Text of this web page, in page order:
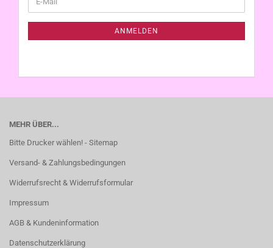
ZUR
Mail
ANMELDEN
MEHR ÜBER...
Bitte Drucker wählen! - Sitemap
Versand- & Zahlungsbedingungen
Widerrufsrecht & Widerrufsformular
Impressum
AGB & Kundeninformation
Datenschutzerklärung